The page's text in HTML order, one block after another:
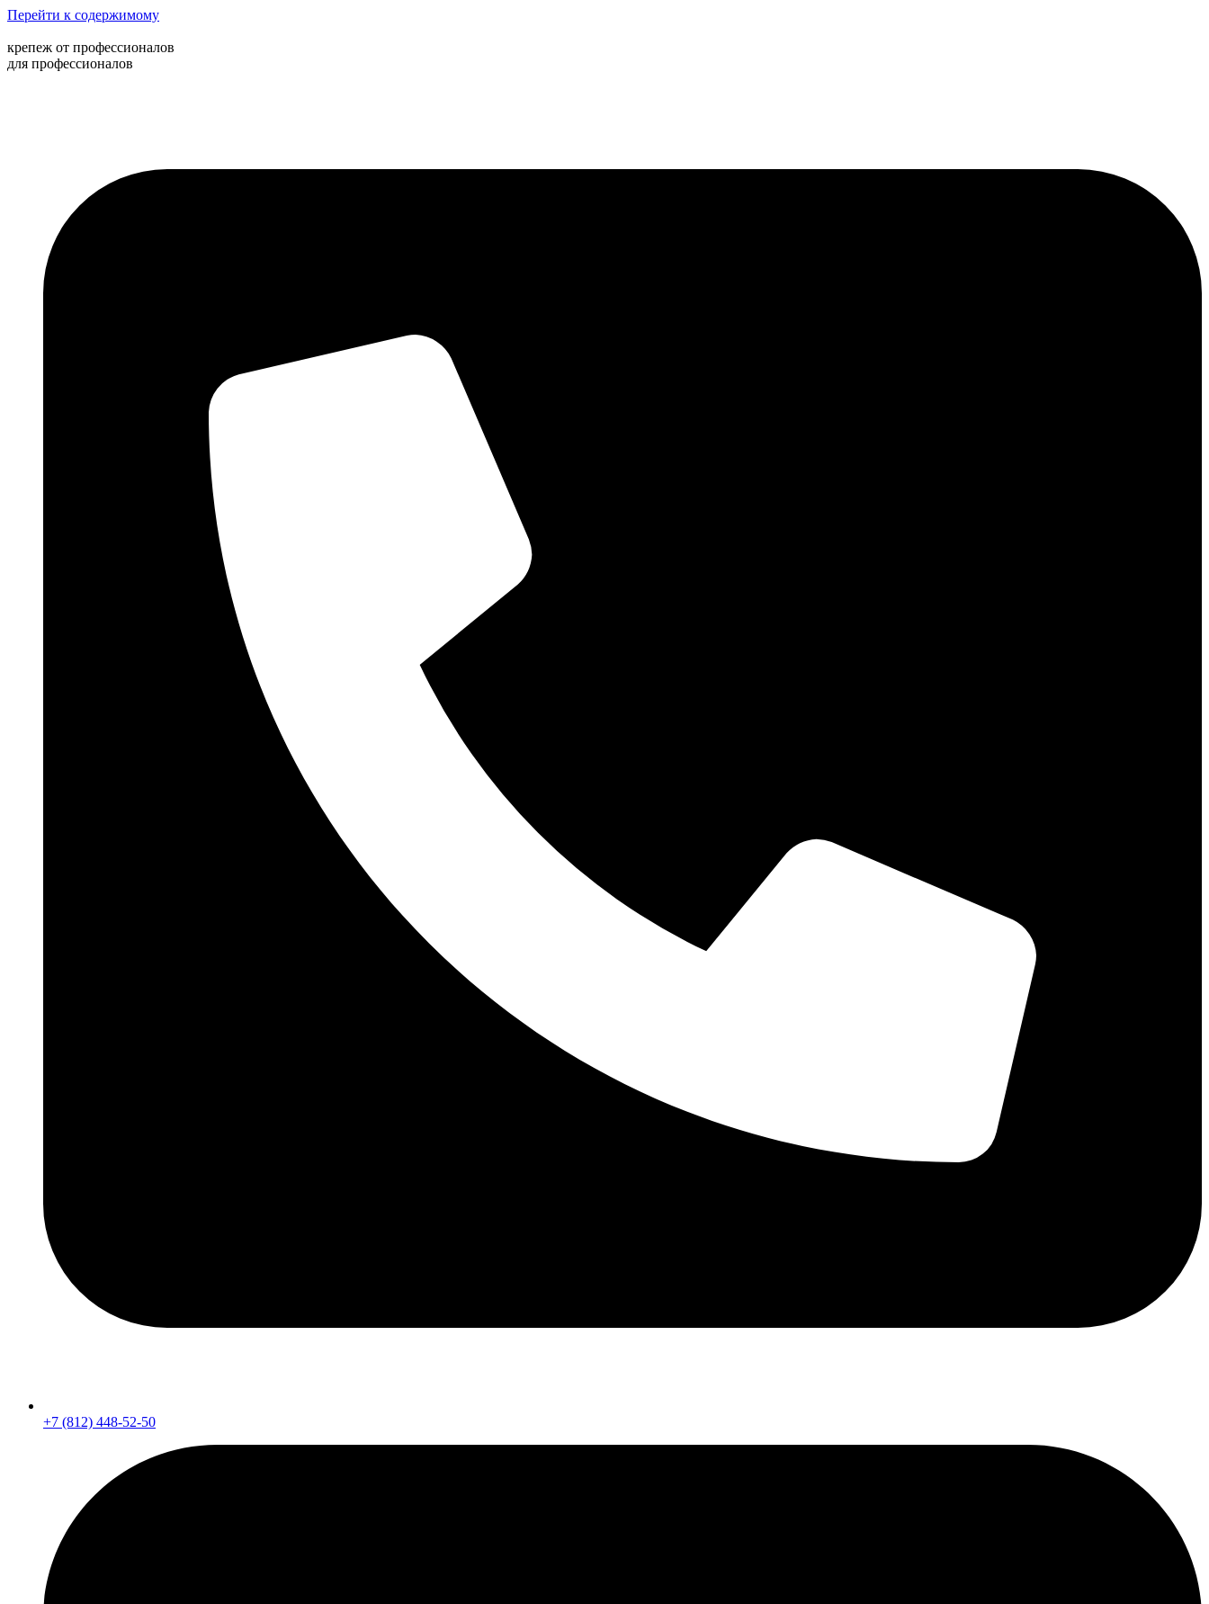
Перейти к содержимому
крепеж от профессионалов
для профессионалов
+7 (812) 448-52-50